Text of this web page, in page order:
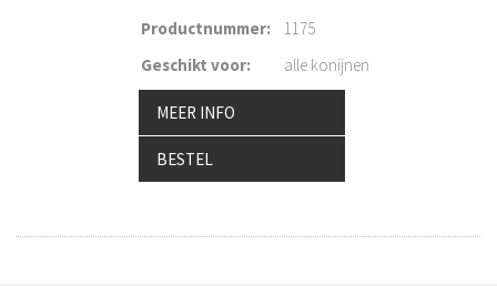
Productnummer:
1175
Geschikt voor: alle konijnen
MEER INFO
BESTEL